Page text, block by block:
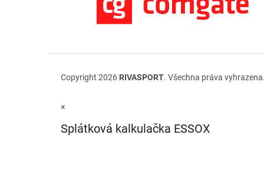
Copyright 2026 RIVASPORT. Všechna práva
×
Splátková kalkulačka ESSOX